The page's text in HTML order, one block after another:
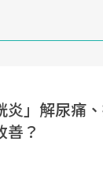
炎」解尿痛
善？
面對
2025